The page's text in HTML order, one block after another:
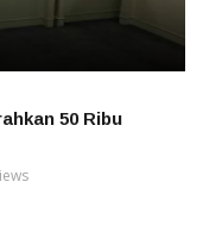
50 Ribu